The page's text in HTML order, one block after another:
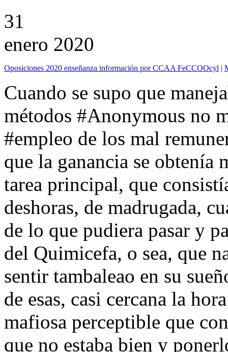
31
enero 2020
Oposiciones 2020 enseñanza información por CCAA FeCCOOcyl |
Cuando se supo que
métodos #Anonymous no
#empleo de los mal
que la ganancia se obtenía
tarea principal, que
deshoras, de madrugada,
de lo que pudiera pasar y
del Quimicefa, o sea, que
sentir tambaleao en su
de esas, casi cercana la
mafiosa perceptible que
que no estaba bien y